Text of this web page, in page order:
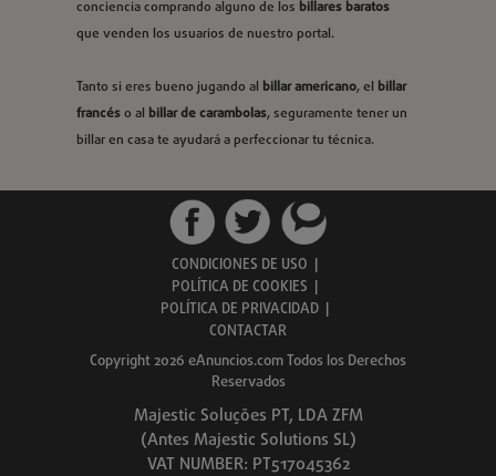
conciencia comprando alguno de los billares baratos
que venden los usuarios de nuestro portal.
Tanto si eres bueno jugando al billar americano, el billar
francéso al billar de carambolas, seguramente tener un
billar en casa te ayudará a perfeccionar tu técnica.
CONDICIONES DE USO |
POLÍTICA DE COOKIES |
POLÍTICA DE PRIVACIDAD |
CONTACTAR
Copyright 2026 eAnuncios.com Todos los Derechos
Reservados
Majestic Soluções PT, LDA ZFM
(Antes Majestic Solutions SL)
VAT NUMBER: PT517045362